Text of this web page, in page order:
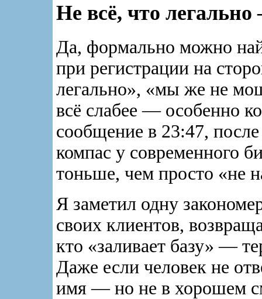
Не всё, что
Да, формально можно
при регистрации на
легально», «мы же не
всё слабее — особенно
сообщение в 23:47,
компас у современного
тоньше, чем просто «не
Я заметил одну
своих клиентов,
кто «заливает базу» —
Даже если человек не
имя — но не в хорошем